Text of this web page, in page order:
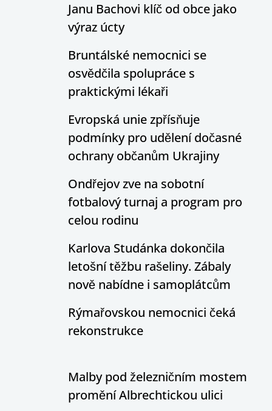
Janu Bachovi klíč od obce jako
výraz úcty
Bruntálské nemocnici se
osvědčila spolupráce s
praktickými lékaři
Evropská unie zpřísňuje
podmínky pro udělení dočasné
ochrany občanům Ukrajiny
Ondřejov zve na sobotní
fotbalový turnaj a program pro
celou rodinu
Karlova Studánka dokončila
letošní těžbu rašeliny. Zábaly
nově nabídne i samoplátcům
Rýmařovskou nemocnici čeká
rekonstrukce
Malby pod železničním mostem
promění Albrechtickou ulici